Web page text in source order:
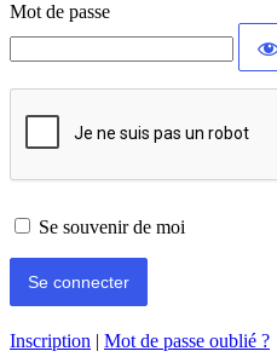
Mot de passe
Se souvenir de moi
Inscription | Mot de passe oublié ?